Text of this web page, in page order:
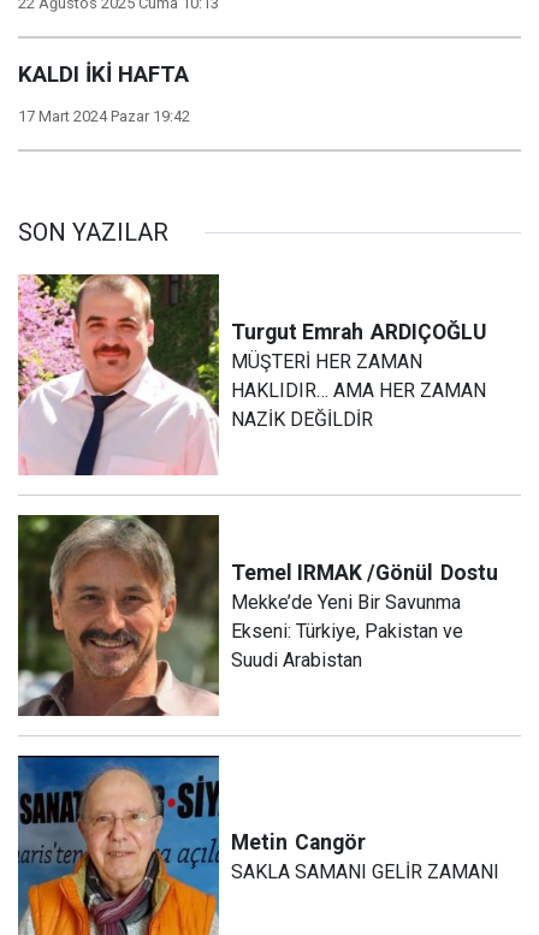
KALDI İKİ HAFTA
17 Mart 2024 Pazar 19:42
SON YAZILAR
Turgut Emrah ARDIÇOĞLU
MÜŞTERİ HER ZAMAN
HAKLIDIR… AMA HER ZAMAN
NAZİK DEĞİLDİR
Temel IRMAK /Gönül Dostu
Mekke’de Yeni Bir Savunma
Ekseni: Türkiye, Pakistan ve
Suudi Arabistan
Metin Cangör
SAKLA SAMANI GELİR ZAMANI